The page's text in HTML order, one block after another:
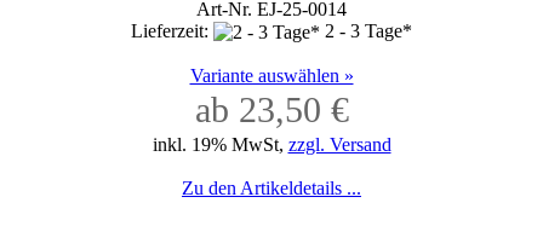
Art-Nr. EJ-25-0014
Lieferzeit:
2 - 3 Tage*
Variante auswählen »
ab 23,50 €
inkl. 19% MwSt, zzgl. Versand
Zu den Artikeldetails ...